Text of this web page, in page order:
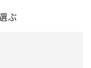
ぶ